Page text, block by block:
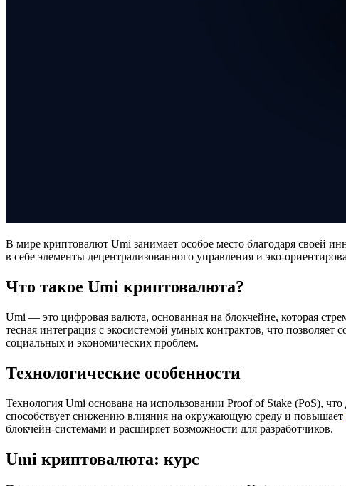
В мире криптовалют Umi занимает особое место благодаря своей
в себе элементы децентрализованного управления и эко-
Что такое Umi криптовалюта?
Umi — это цифровая валюта, основанная на блокчейне, которая
тесная интеграция с экосистемой умных контрактов, что
социальных и экономических проблем.
Технологические особенности
Технология Umi основана на использовании Proof of Stake (PoS),
способствует снижению влияния на окружающую среду и повышает
блокчейн-системами и расширяет возможности для разработчиков.
Umi криптовалюта: курс